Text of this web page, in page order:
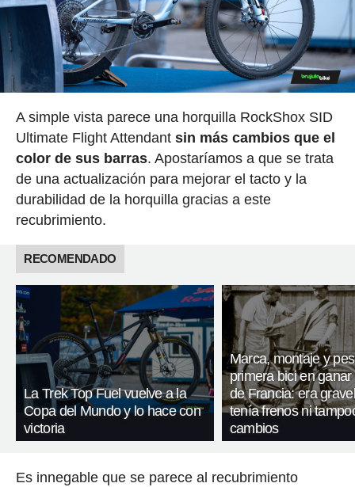
A simple vista parece una horquilla RockShox SID
Ultimate Flight Attendant sin más cambios que el
color de sus barras. Apostaríamos a que se trata
de una actualización para mejorar el tacto y la
durabilidad de la horquilla gracias a este
recubrimiento.
RECOMENDADO
La Trek Top Fuel vuelve a la
Copa del Mundo y lo hace con
victoria
Marca, montaje y
primera bici en ganar
de Francia: era
tenía frenos ni
cambios
Es innegable que se parece al recubrimiento